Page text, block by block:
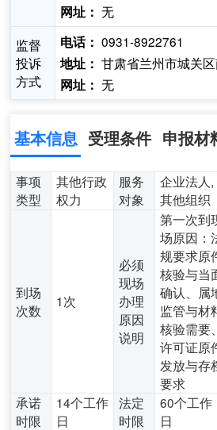
网址： 无
监督
投诉
方式
电话： 0931-8922761
地址： 甘肃省兰州市城关
网址： 无
基本信息 受理条件 申报材
事项
类型
其他行政
权力
服务
对象
企业法人,
其他组织
到场
次数
1次
必须
现场
办理
原因
说明
第一次到
场原因：
规要求原
核验与当
确认、属
监管与材
核验需要、
许可证原
发放与存
要求
承诺
时限
14个工作
日
法定
时限
60个工作
日